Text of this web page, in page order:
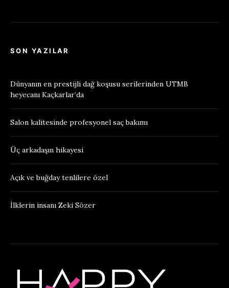
SON YAZILAR
Dünyanın en prestijli dağ koşusu serilerinden UTMB
heyecanı Kaçkarlar’da
Salon kalitesinde profesyonel saç bakımı
Üç arkadaşın hikayesi
Açık ve buğday tenlilere özel
İlklerin insanı Zeki Sözer